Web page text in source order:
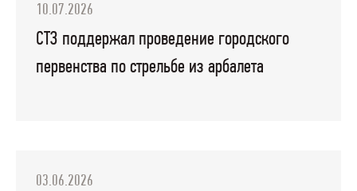
10.07.2026
СТЗ поддержал проведение городского
первенства по стрельбе из арбалета
03.06.2026